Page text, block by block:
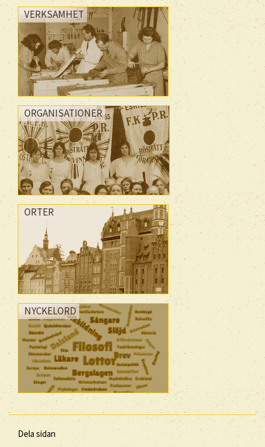
VERKSAMHET
ORGANISATIONER
ORTER
NYCKELORD
Dela sidan